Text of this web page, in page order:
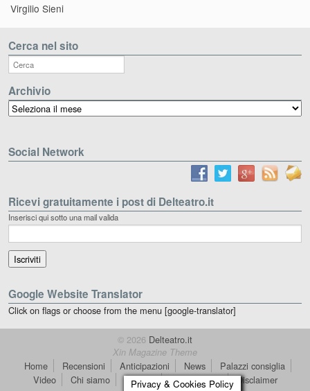
Virgilio Sieni
Cerca nel sito
Archivio
Archivio
Social Network
Ricevi gratuitamente i post di Delteatro.it
Inserisci qui sotto una mail valida
Google Website Translator
Click on flags or choose from the menu [google-translator]
© 2026 Delteatro.it
Xin Magazine Theme
Home Recensioni Anticipazioni News
Palazzi consiglia
Video
Chi siamo Contatti dT in English Disclaimer
Privacy & Cookies Policy